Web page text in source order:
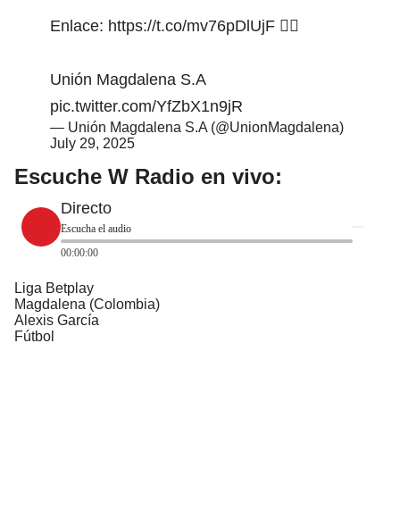
Enlace: https://t.co/mv76pDlUjF 👈🏻
Unión Magdalena S.A
pic.twitter.com/YfZbX1n9jR
— Unión Magdalena S.A (@UnionMagdalena)
July 29, 2025
Escuche W Radio en vivo:
Directo
Escucha el audio
00:00:00
Liga Betplay
Magdalena (Colombia)
Alexis García
Fútbol